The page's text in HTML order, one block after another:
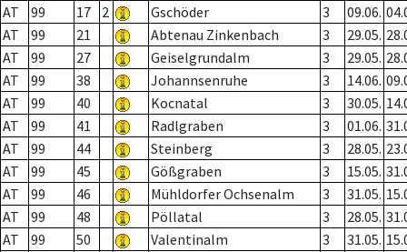
AT
99 17 2 Gschöder 3 09.06.
AT
99 21 Abtenau Zinkenbach 3 29.05.
AT
99 27 Geiselgrundalm 3 29.05.
AT
99 38 Johannsenruhe 3 14.06.
AT
99 40 Kocnatal 3 30.05.
AT
99 41 Radlgraben 3 01.06.
AT
99 44 Steinberg 3 28.05.
AT
99 45 Gößgraben 3 15.05.
AT
99 46 Mühldorfer Ochsenalm 3 31.05.
AT
99 48 Pöllatal 3 28.05.
AT
99 50 Valentinalm 3 31.05.